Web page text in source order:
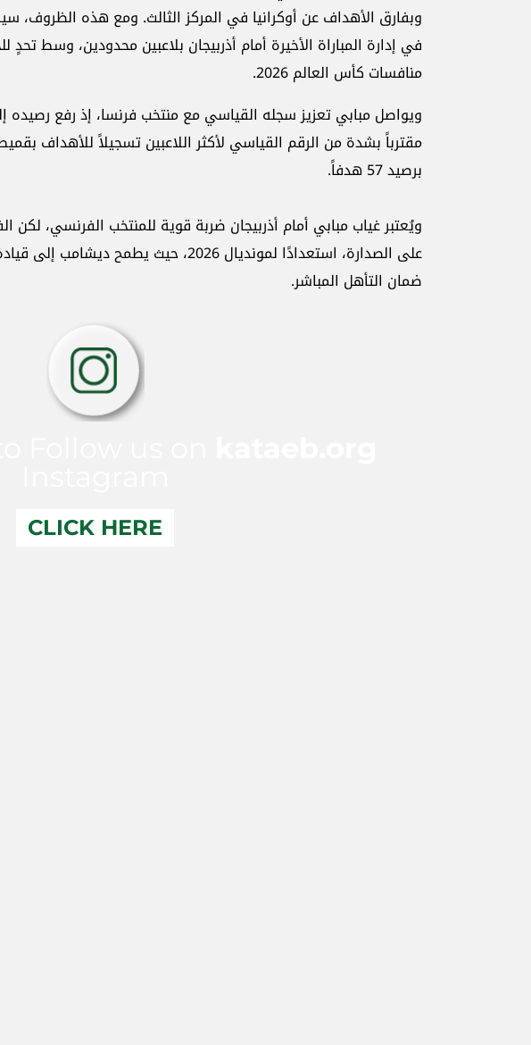
وبفارق الأهداف عن أوكرانيا في المركز الثالث. ومع هذه الظروف،
في إدارة المباراة الأخيرة أمام أذربيجان بلاعبين محدودين، وسط
منافسات كأس العالم 2026.
مقترباً بشدة من الرقم القياسي لأكثر اللاعبين تسجيلاً للأهداف
برصيد 57 هدفاً.
ويُعتبر غياب مبابي أمام أذربيجان ضربة قوية للمنتخب الفرنسي، لكن
على الصدارة، استعدادًا لمونديال 2026، حيث
ضمان التأهل المباشر.
CLICK HERE